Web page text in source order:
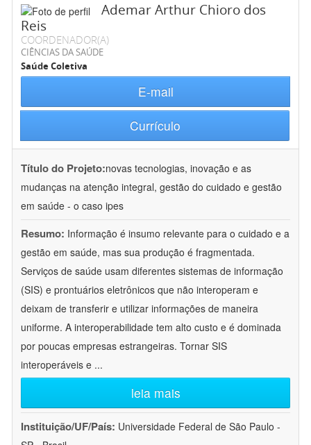
Ademar Arthur Chioro dos
Reis
COORDENADOR(A)
CIÊNCIAS DA SAÚDE
Saúde Coletiva
E-mail
Currículo
Título do Projeto:novas tecnologias, inovação e as
mudanças na atenção integral, gestão do cuidado e gestão
em saúde - o caso ipes
Resumo: Informação é insumo relevante para o cuidado e a
gestão em saúde, mas sua produção é fragmentada.
Serviços de saúde usam diferentes sistemas de informação
(SIS) e prontuários eletrônicos que não interoperam e
deixam de transferir e utilizar informações de maneira
uniforme. A interoperabilidade tem alto custo e é dominada
por poucas empresas estrangeiras. Tornar SIS
interoperáveis e ...
leia mais
Instituição/UF/País: Universidade Federal de São Paulo -